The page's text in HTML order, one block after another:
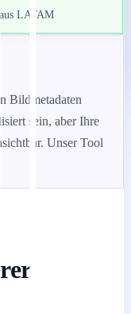
LATAM
Bildmetadaten
sein, aber Ihre
Unser Tool